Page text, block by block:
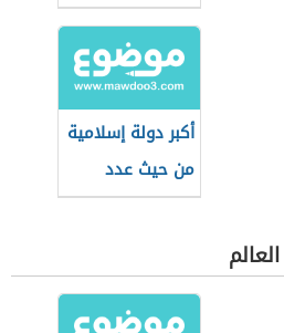
أكبر دولة إسلامية
من حيث عدد
السكان